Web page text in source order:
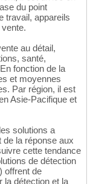
du point
travail, appareils
au détail,
santé,
fonction de la
et moyennes
Par région, il est
Asie-Pacifique et
solutions a
de la réponse aux
cette tendance
de détection
offrent de
la détection et la